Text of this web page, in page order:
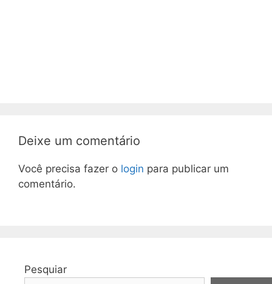
Deixe um comentário
Você precisa fazer o login para publicar um
comentário.
Pesquiar